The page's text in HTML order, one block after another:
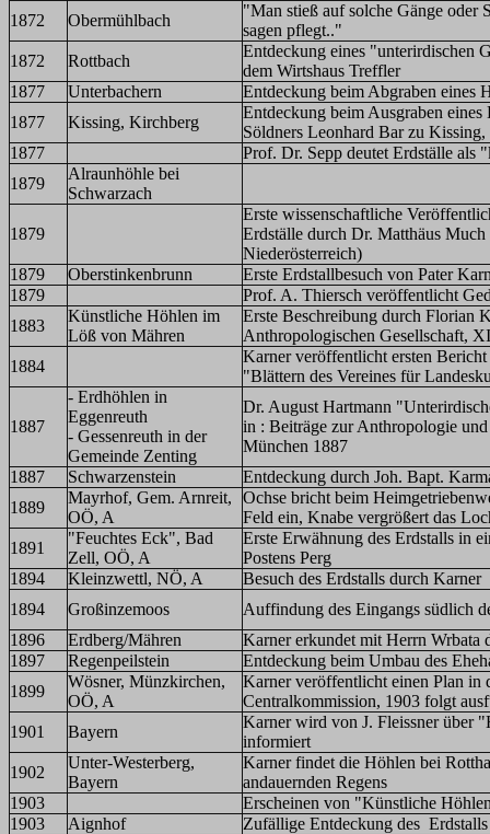
1872
Obermühlbach
"Man stieß auf solche Gänge oder
sagen pflegt.."
1872
Rottbach
Entdeckung eines "unterirdischen
dem Wirtshaus Treffler
1877
Unterbachern
Entdeckung beim Abgraben eines
1877
Kissing, Kirchberg
Entdeckung beim Ausgraben
Söldners Leonhard Bar zu
1877
Prof. Dr. Sepp deutet Erdställe als
1879
Alraunhöhle bei
Schwarzach
1879
Erste wissenschaftliche
Erdställe durch Dr. Matthäus
Niederösterreich)
1879
Oberstinkenbrunn
Erste Erdstallbesuch von Pater
1879
Prof. A. Thiersch veröffentlicht
1883
Künstliche Höhlen im
Löß von Mähren
Erste Beschreibung durch Florian
Anthropologischen Gesellschaft,
1884
Karner veröffentlicht ersten
"Blättern des Vereines für
1887
- Erdhöhlen in
Eggenreuth
- Gessenreuth in der
Gemeinde Zenting
Dr. August Hartmann
in : Beiträge zur Anthropologie
München 1887
1887
Schwarzenstein
Entdeckung durch Joh. Bapt.
1889
Mayrhof, Gem. Arnreit,
OÖ, A
Ochse bricht beim
Feld ein, Knabe vergrößert das
1891
"Feuchtes Eck", Bad
Zell, OÖ, A
Erste Erwähnung des Erdstalls in
Postens Perg
1894
Kleinzwettl, NÖ, A
Besuch des Erdstalls durch Karner
1894
Großinzemoos
Auffindung des Eingangs südlich
1896
Erdberg/Mähren
Karner erkundet mit Herrn Wrbata
1897
Regenpeilstein
Entdeckung beim Umbau des
1899
Wösner, Münzkirchen,
OÖ, A
Karner veröffentlicht einen Plan in
Centralkommission, 1903 folgt
1901
Bayern
Karner wird von J. Fleissner über
informiert
1902
Unter-Westerberg,
Bayern
Karner findet die Höhlen bei
andauernden Regens
1903
Erscheinen von "Künstliche
1903
Aignhof
Zufällige Entdeckung des